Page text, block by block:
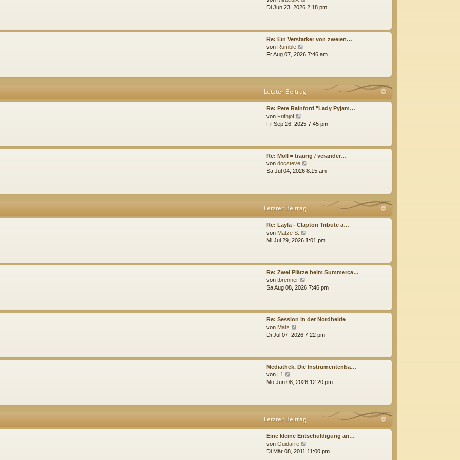
i
a
g
e
s
t
r
i
r
a
g
Di Jun 23, 2026 2:18 pm
Re: Ein Verstärker von zweien…
von Rumble
e
s
e
r
B
i
a
g
Fr Aug 07, 2026 7:46 am
Letzter Beitrag
Re: Pete Rainford "Lady Pyjam…
von Frithjof
e
s
t
e
r
i
r
a
g
Fr Sep 26, 2025 7:45 pm
Re: Moll ≠ traurig / veränder…
von docsteve
e
s
r
B
a
g
Sa Jul 04, 2026 8:15 am
Letzter Beitrag
Re: Layla - Clapton Tribute a…
von Matze S.
e
s
t
r
i
a
Mi Jul 29, 2026 1:01 pm
Re: Zwei Plätze beim Summerca…
von tbrenner
e
s
t
r
i
a
Sa Aug 08, 2026 7:46 pm
Re: Session in der Nordheide
von Matz
e
s
t
r
i
r
a
g
Di Jul 07, 2026 7:22 pm
Mediathek, Die Instrumentenba…
von L1
e
s
e
r
B
e
Mo Jun 08, 2026 12:20 pm
Letzter Beitrag
Eine kleine Entschuldigung an…
von Guidarre
e
Di Mär 08, 2011 11:00 pm